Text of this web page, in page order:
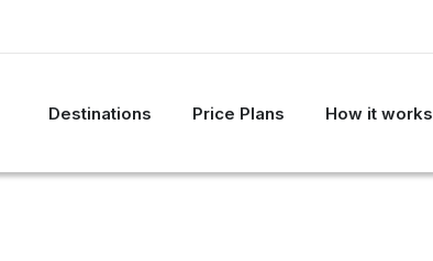
Destinations Price Plans How it works